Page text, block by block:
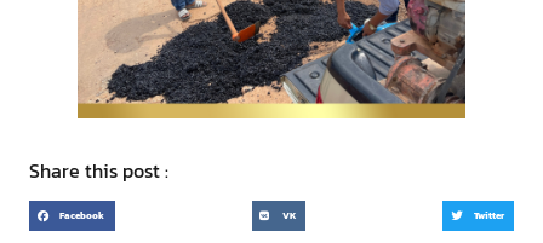
Share this post :
Facebook VK Twitter